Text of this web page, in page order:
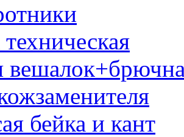
бейка и кант